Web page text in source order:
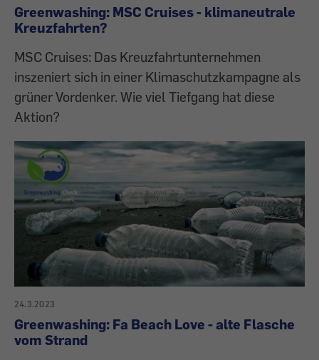
Greenwashing: MSC Cruises - klimaneutrale
Kreuzfahrten?
MSC Cruises: Das Kreuzfahrtunternehmen
inszeniert sich in einer ­Klimaschutzkampagne als
grüner Vordenker. Wie viel Tiefgang hat diese
Aktion?
24.3.2023
Greenwashing: Fa Beach Love - alte Flasche
vom Strand